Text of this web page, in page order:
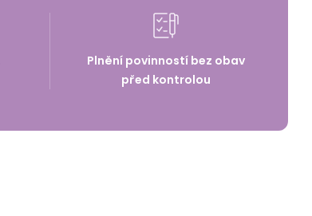
Plnění povinností bez obav
před kontrolou